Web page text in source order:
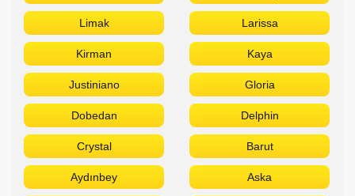
Aydınbey Aska
Armas Akra
Akka
Сетевые отели Египта
Отдыхайте в лучших отелях